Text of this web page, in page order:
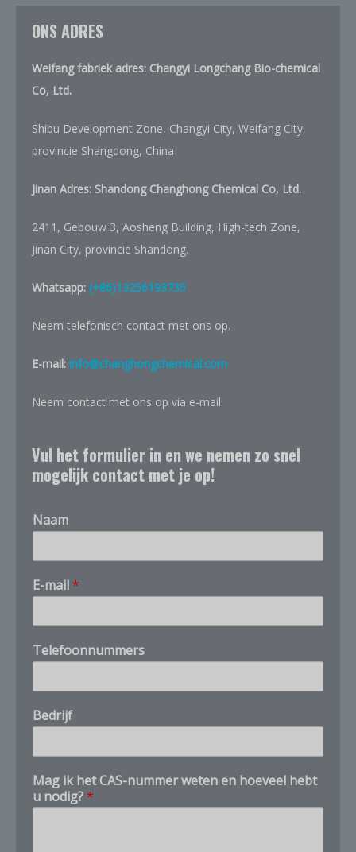
ONS ADRES
Weifang fabriek adres: Changyi Longchang Bio-chemical
Co, Ltd.
Shibu Development Zone, Changyi City, Weifang City,
provincie Shangdong, China
Jinan Adres: Shandong Changhong Chemical Co, Ltd.
2411, Gebouw 3, Aosheng Building, High-tech Zone,
Jinan City, provincie Shandong.
Whatsapp: (+86)13256193735
Neem telefonisch contact met ons op.
E-mail: info@changhongchemical.com
Neem contact met ons op via e-mail.
Vul het formulier in en we nemen zo snel
mogelijk contact met je op!
Naam
*
*
-
m
a
l
E-mail *
Telefoonnummers
Bedrijf
Mag ik het CAS-nummer weten en hoeveel hebt
u nodig? *